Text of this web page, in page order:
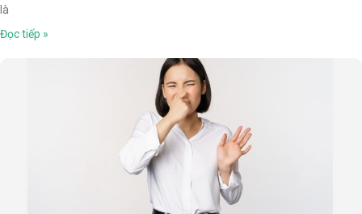
là
Đọc tiếp »